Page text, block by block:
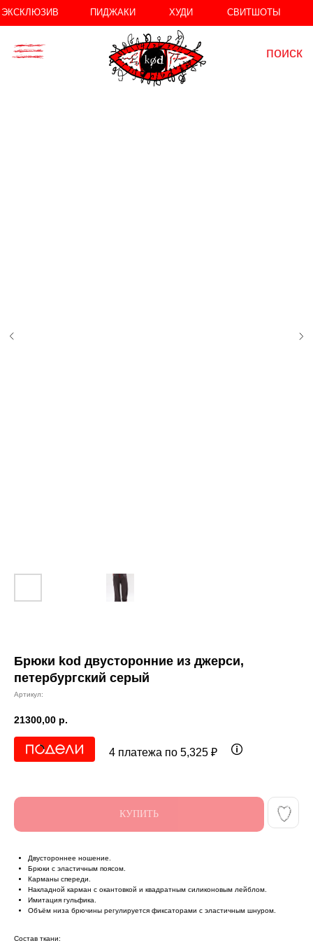
////
ЭКСКЛЮЗИВ ПИДЖАКИ ХУДИ СВИТШОТЫ
Брюки kod двусторонние из джерси,
петербургский серый
Артикул:
21300,00 р.
4 платежа по 5,325 ₽
КУПИТЬ
Двустороннее ношение.
Брюки с эластичным поясом.
Карманы спереди.
Накладной карман с окантовкой и квадратным силиконовым лейблом.
Имитация гульфика.
Объём низа брючины регулируется фиксаторами с эластичным шнуром.
Состав ткани: